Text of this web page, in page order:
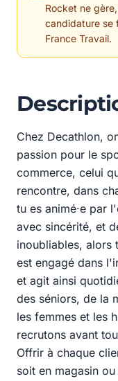
Rocket ne
candidature se
France Travail.
Chez Decathlon,
passion pour le
commerce, celui
rencontre, dans
tu es animé·e par
avec sincérité, et
inoubliables, alors
est engagé dans
et agit ainsi
des séniors, de la
les femmes et les
recrutons avant
Offrir à chaque
soit en magasin